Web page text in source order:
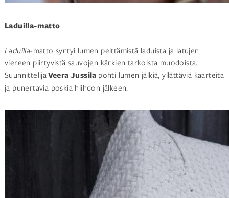
Laduilla-matto
Laduilla-matto syntyi lumen peittämistä laduista ja latujen
viereen piirtyvistä sauvojen kärkien tarkoista muodoista.
SuunnittelijaVeera Jussila pohti lumen jälkiä, yllättäviä kaarteita
ja punertavia poskia hiihdon jälkeen.